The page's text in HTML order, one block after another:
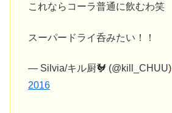
これならコーラ普通に飲むわ笑
スーパードライ呑みたい！！
— Silvia/キル厨🐓 (@kill_CHUU)
2016